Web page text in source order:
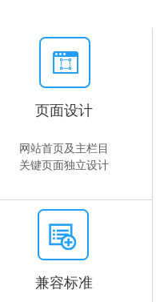
页面设计
网站首页及主栏目
关键页面独立设计
兼容标准